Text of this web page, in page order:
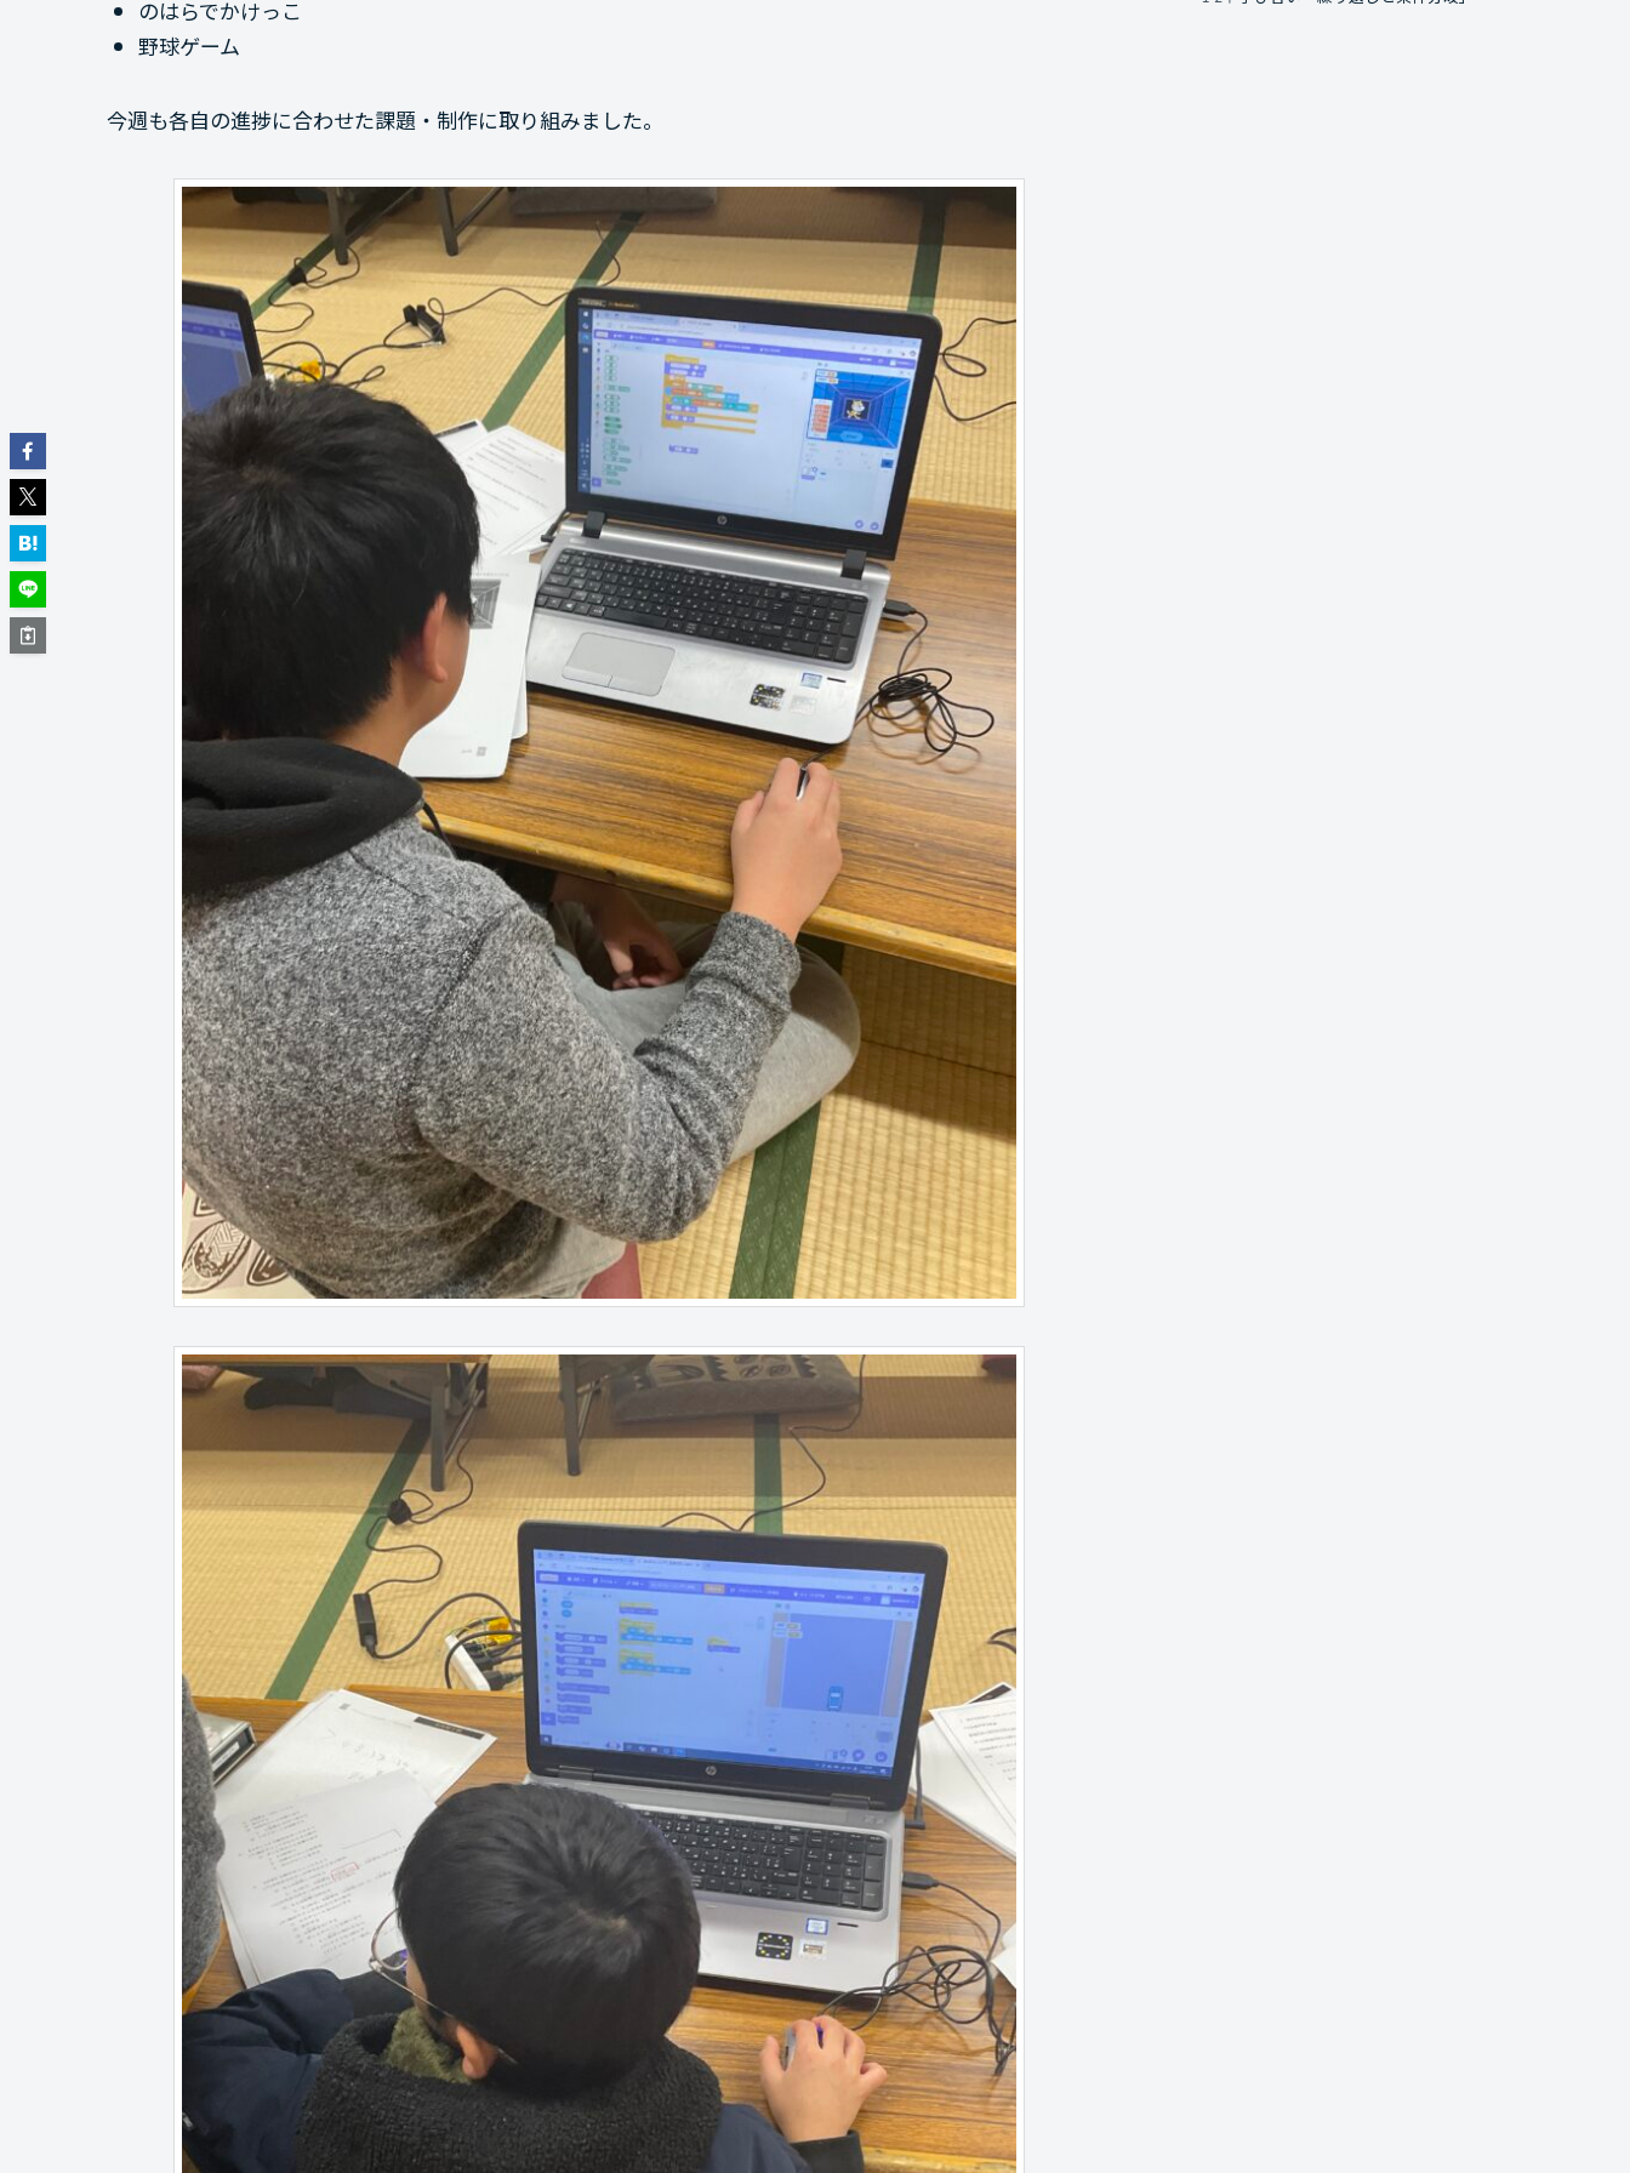
のはらでかけっこ
野球ゲーム
今週も各自の進捗に合わせた課題・制作に取り組みました。